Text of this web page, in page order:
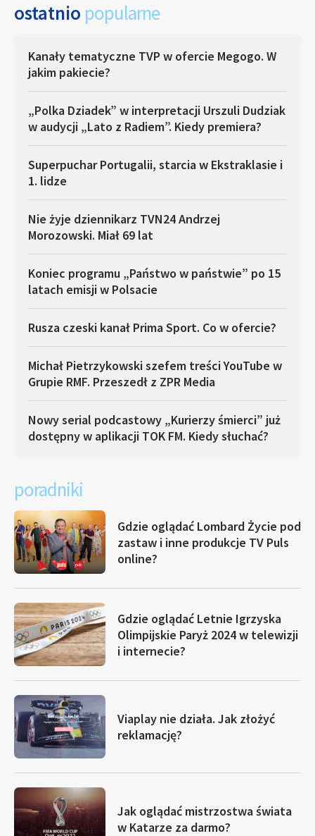
ostatnio popularne
Kanały tematyczne TVP w ofercie Megogo. W
jakim pakiecie?
„Polka Dziadek” w interpretacji Urszuli Dudziak
w audycji „Lato z Radiem”. Kiedy premiera?
Superpuchar Portugalii, starcia w Ekstraklasie i
1. lidze
Nie żyje dziennikarz TVN24 Andrzej
Morozowski. Miał 69 lat
Koniec programu „Państwo w państwie” po 15
latach emisji w Polsacie
Rusza czeski kanał Prima Sport. Co w ofercie?
Michał Pietrzykowski szefem treści YouTube w
Grupie RMF. Przeszedł z ZPR Media
Nowy serial podcastowy „Kurierzy śmierci” już
dostępny w aplikacji TOK FM. Kiedy słuchać?
poradniki
Gdzie oglądać Lombard Życie pod
zastaw i inne produkcje TV Puls
online?
Gdzie oglądać Letnie Igrzyska
Olimpijskie Paryż 2024 w telewizji
i internecie?
Viaplay nie działa. Jak złożyć
reklamację?
Jak oglądać mistrzostwa świata
w Katarze za darmo?